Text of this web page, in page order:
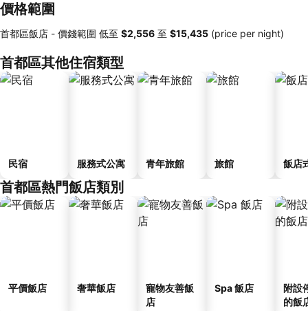
價格範圍
首都區飯店 - 價錢範圍 低至 ‎$2,556 至 ‎$15,435 (price per night)
首都區其他住宿類型
民宿 服務式公寓 青年旅館 旅館 飯店
首都區熱門飯店類別
平價飯店 奢華飯店
寵物友善飯
店
Spa 飯店
附設
的飯